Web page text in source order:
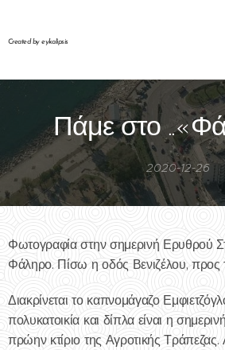
Created by eykalipsis
Πάμε στο
2020-12-26
Φωτογραφία στην σημερινή Ερυθρού
Φάληρο. Πίσω η οδός Βενιζέλου, προς
Διακρίνεται το καπνομάγαζο
πολυκατοικία και δίπλα είναι η
πρώην κτίριο της Αγροτικής Τράπεζας.